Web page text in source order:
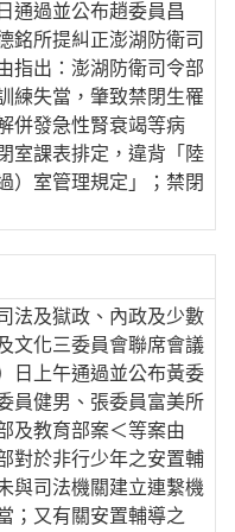
通過並公布趙委員昌
銘所提糾正澎湖防衛司
指出：澎湖防衛司令部
練失當，肇致禁閉生罹
併發急性腎衰竭等病
室課表排定，違背「陸
）室管理規定」；禁閉
及獄政、內政及少數
文化三委員會聯席會議
日上午通過並公布黃委
員健男、張委員富美所
及教育部案＜等案由
對於非行少年之安置輔
與司法機關建立連繫機
；又有關安置輔導之